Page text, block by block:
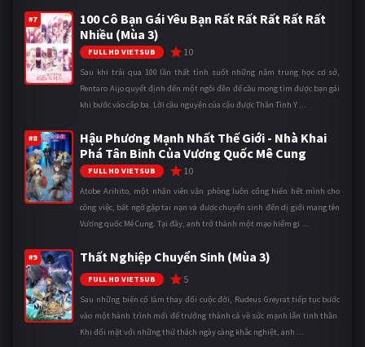
#7
100 Cô Bạn Gái Yêu Bạn Rất Rất Rất Rất Rất
Nhiều (Mùa 3)
FULL HD VIETSUB 10
Sau khi trải qua 100 lần thất tình suốt những năm trung học cơ sở,
Rentaro Aijo quyết định đến một ngôi đền để cầu mong tìm được bạn gái
khi bước vào cấp ba. Lời cầu nguyện của cậu được Thần Tình Y ...
#8
Hậu Phương Mạnh Nhất Thế Giới - Nhà Khai
Phá Tân Binh Của Vương Quốc Mê Cung
FULL HD VIETSUB 10
Atobe Arihito, một nhân viên văn phòng luôn cống hiến hết mình cho
công việc, bất ngờ gặp tai nạn và được chuyển sinh đến dị giới mang tên
Vương quốc Mê Cung. Tại đây, anh trở thành một mạo hiểm gi ...
#9 Thất Nghiệp Chuyển Sinh (Mùa 3)
FULL HD VIETSUB 5
Sau những biến cố làm thay đổi cuộc đời, Rudeus Greyrat tiếp tục bước
vào một hành trình mới để trưởng thành cả về sức mạnh lẫn tinh thần.
Khi đối mặt với những thử thách ngày càng khắc nghiệt, anh ...